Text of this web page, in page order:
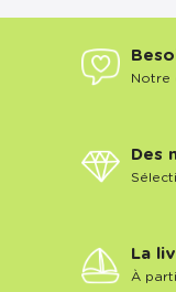
Notre
Des
La
À